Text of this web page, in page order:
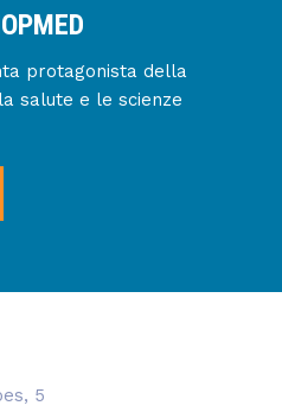
protagonista della
salute e le scienze
5